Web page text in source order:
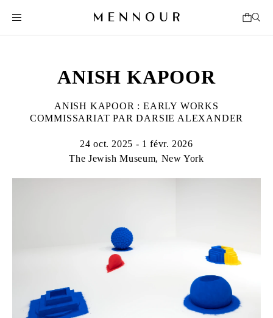
ANISH KAPOOR
ANISH KAPOOR : EARLY WORKS
COMMISSARIAT PAR DARSIE ALEXANDER
24 oct. 2025 - 1 févr. 2026
The Jewish Museum, New York